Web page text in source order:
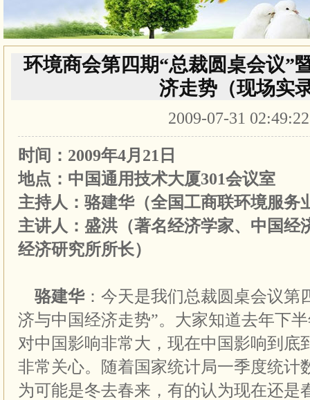
环境商会第四期“总裁圆桌会议”
济走势（现场实
2009-07-31
时间： 2009年4月21日
地点：中国通用技术大厦301会议室
主持人：骆建华（全国工商联环境服务
主讲人：盛洪（著名经济学家、中国经
经济研究所所长）
骆建华：今天是我们总裁圆桌会议第
济与中国经济走势”。大家知道去年下
对中国影响非常大，现在中国影响到底
非常关心。随着国家统计局一季度统计
为可能是冬去春来，有的认为现在还是